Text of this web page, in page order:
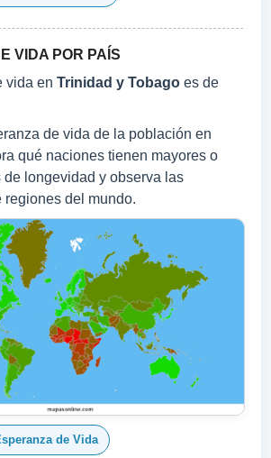
VIDA POR PAÍS
vida en Trinidad y Tobago es de
de vida de la población en
qué naciones tienen mayores o
de longevidad y observa las
regiones del mundo.
de Vida